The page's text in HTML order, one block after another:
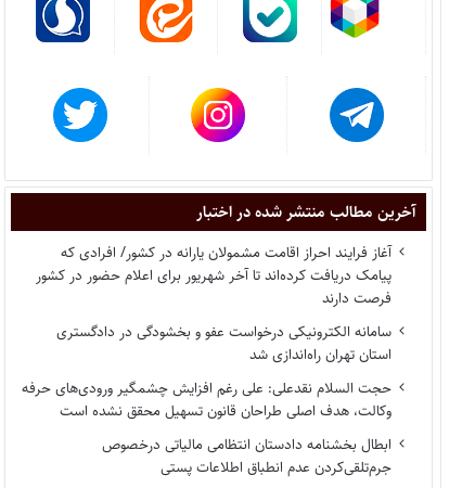
آخرین مطالب منتشر شده در اختبار
آغاز فرایند احراز اقامت مشمولان یارانه در کشور/ افرادی که
پیامک دریافت کرده‌اند تا آخر شهریور برای اعلام حضور در کشور
فرصت دارند
سامانه الکترونیکی درخواست عفو و بخشودگی در دادگستری
استان تهران راه‌اندازی شد
حجت السلام نقدعلی: علی رغم افزایش چشمگیر ورودی‌های حرفه
وکالت، هدف اصلی طراحان قانون تسهیل محقق نشده است
ابطال بخشنامه دادستان انتظامی مالیاتی درخصوص
جرم‌تلقی‌کردن عدم انطباق اطلاعات پستی